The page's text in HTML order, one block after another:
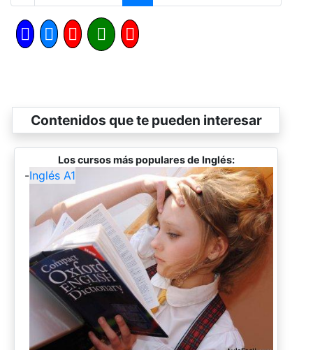
Contenidos que te pueden interesar
Los cursos más populares de Inglés:
-Inglés A1